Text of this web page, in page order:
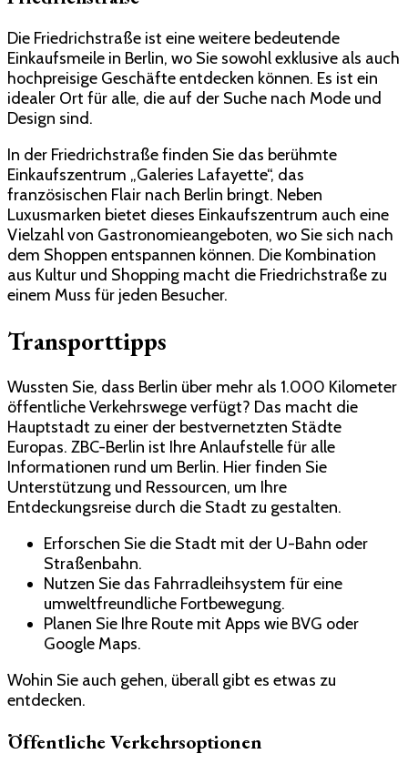
Die Friedrichstraße ist eine weitere bedeutende
Einkaufsmeile in Berlin, wo Sie sowohl exklusive als auch
hochpreisige Geschäfte entdecken können. Es ist ein
idealer Ort für alle, die auf der Suche nach Mode und
Design sind.
In der Friedrichstraße finden Sie das berühmte
Einkaufszentrum „Galeries Lafayette“, das
französischen Flair nach Berlin bringt. Neben
Luxusmarken bietet dieses Einkaufszentrum auch eine
Vielzahl von Gastronomieangeboten, wo Sie sich nach
dem Shoppen entspannen können. Die Kombination
aus Kultur und Shopping macht die Friedrichstraße zu
einem Muss für jeden Besucher.
Transporttipps
Wussten Sie, dass Berlin über mehr als 1.000 Kilometer
öffentliche Verkehrswege verfügt? Das macht die
Hauptstadt zu einer der bestvernetzten Städte
Europas. ZBC-Berlin ist Ihre Anlaufstelle für alle
Informationen rund um Berlin. Hier finden Sie
Unterstützung und Ressourcen, um Ihre
Entdeckungsreise durch die Stadt zu gestalten.
Erforschen Sie die Stadt mit der U-Bahn oder
Straßenbahn.
Nutzen Sie das Fahrradleihsystem für eine
umweltfreundliche Fortbewegung.
Planen Sie Ihre Route mit Apps wie BVG oder
Google Maps.
Wohin Sie auch gehen, überall gibt es etwas zu
entdecken.
Öffentliche Verkehrsoptionen